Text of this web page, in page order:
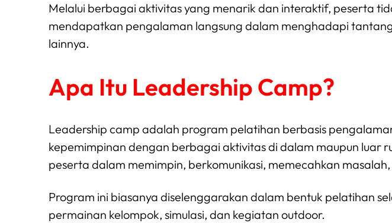
Melalui berbagai aktivitas yang menarik dan interaktif, peserta
mendapatkan pengalaman langsung dalam menghadapi
lainnya.
Apa Itu Leadership Camp?
Leadership camp adalah program pelatihan berbasis
kepemimpinan dengan berbagai aktivitas di dalam maupun luar
peserta dalam memimpin, berkomunikasi, memecahkan
Program ini biasanya diselenggarakan dalam bentuk pelatihan
permainan kelompok, simulasi, dan kegiatan outdoor.